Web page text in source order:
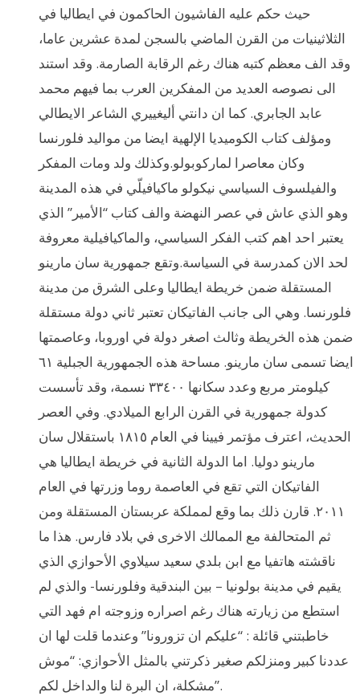
حيث حكم عليه الفاشيون الحاكمون في ايطاليا في
الثلاثينيات من القرن الماضي بالسجن لمدة عشرين عاما،
وقد الف معظم كتبه هناك رغم الرقابة الصارمة. وقد استند
الى نصوصه العديد من المفكرين العرب بما فيهم محمد
عابد الجابري. كما ان دانتي أليغييري الشاعر الايطالي
ومؤلف كتاب الكوميديا الإلهية ايضا من مواليد فلورنسا
وكان معاصرا لماركوبولو.وكذلك ولد ومات المفكر
والفيلسوف السياسي نيكولو ماكيافيلّي في هذه المدينة
وهو الذي عاش في عصر النهضة والف كتاب “الأمير” الذي
يعتبر احد اهم كتب الفكر السياسي، والماكيافيلية معروفة
لحد الان كمدرسة في السياسة.وتقع جمهورية سان مارينو
المستقلة ضمن خريطة ايطاليا وعلى الشرق من مدينة
فلورنسا. وهي الى جانب الفاتيكان تعتبر ثاني دولة مستقلة
ضمن هذه الخريطة وثالث اصغر دولة في اوروبا، وعاصمتها
ايضا تسمى سان مارينو. مساحة هذه الجمهورية الجبلية ٦١
كيلومتر مربع وعدد سكانها ٣٣٤٠٠ نسمة، وقد تأسست
كدولة جمهورية في القرن الرابع الميلادي. وفي العصر
الحديث، اعترف مؤتمر فيينا في العام ١٨١٥ باستقلال سان
مارينو دوليا. اما الدولة الثانية في خريطة ايطاليا هي
الفاتيكان التي تقع في العاصمة روما وزرتها في العام
٢٠١١. قارن ذلك بما وقع لمملكة عربستان المستقلة ومن
ثم المتحالفة مع الممالك الاخرى في بلاد فارس. هذا ما
ناقشته هاتفيا مع ابن بلدي سعيد سيلاوي الأحوازي الذي
يقيم في مدينة بولونيا – بين البندقية وفلورنسا- والذي لم
استطع من زيارته هناك رغم اصراره وزوجته ام فهد التي
خاطبتني قائلة : “عليكم ان تزورونا” وعندما قلت لها ان
عددنا كبير ومنزلكم صغير ذكرتني بالمثل الأحوازي: “موش
مشكلة، ان البرة لنا والداخل لكم”.